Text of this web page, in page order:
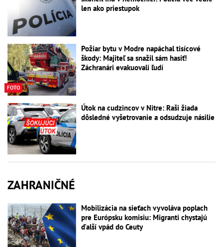
len ako priestupok
FOTO
Požiar bytu v Modre napáchal tisícové
škody: Majiteľ sa snažil sám hasiť!
Záchranári evakuovali ľudí
Útok na cudzincov v Nitre: Raši žiada
dôsledné vyšetrovanie a odsudzuje násilie
ZAHRANIČNÉ
Mobilizácia na sieťach vyvoláva poplach
pre Európsku komisiu: Migranti chystajú
ďalší vpád do Ceuty